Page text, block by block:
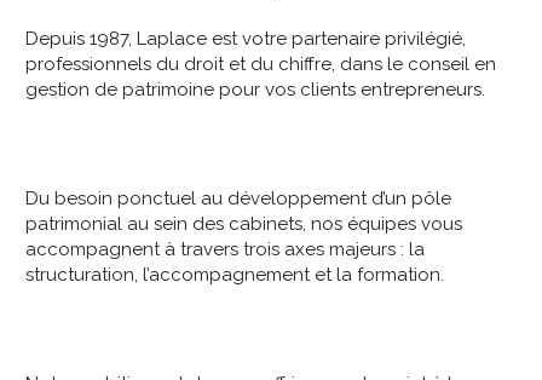
Depuis 1987, Laplace est votre partenaire privilégié,
professionnels du droit et du chiffre, dans le conseil en
gestion de patrimoine pour vos clients entrepreneurs.
Du besoin ponctuel au développement d’un pôle
patrimonial au sein des cabinets, nos équipes vous
accompagnent à travers trois axes majeurs : la
structuration, l’accompagnement et la formation.